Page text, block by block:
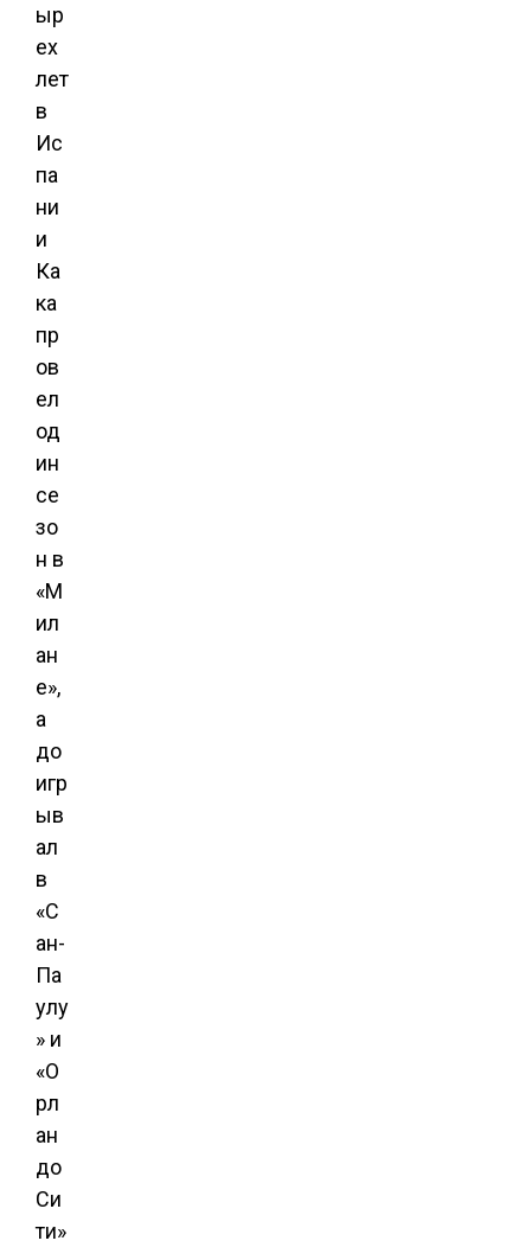
ыр
ех
лет
в
Ис
па
ни
и
Ка
ка
пр
ов
ел
од
ин
се
зо
н в
«М
ил
ан
е»,
а
до
игр
ыв
ал
в
«С
ан-
Па
улу
» и
«О
рл
ан
до
Си
ти»